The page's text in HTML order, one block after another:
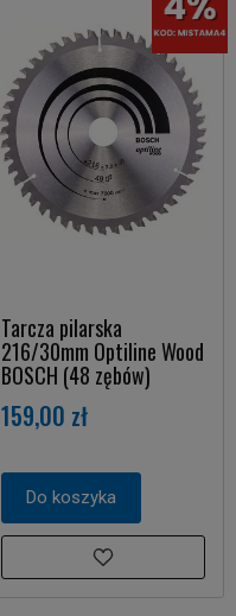
Tarcza pilarska
216/30mm Optiline Wood
BOSCH (48 zębów)
159,00 zł
Do koszyka